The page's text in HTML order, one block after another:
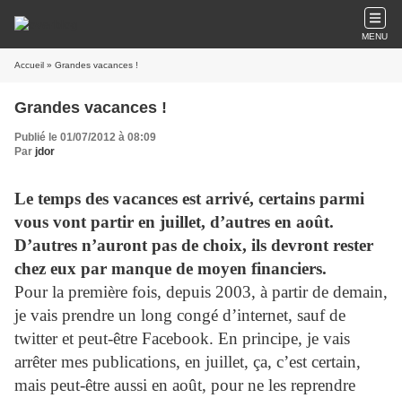
MENU
Accueil » Grandes vacances !
Grandes vacances !
Publié le 01/07/2012 à 08:09
Par jdor
Le temps des vacances est arrivé, certains parmi
vous vont partir en juillet, d’autres en août.
D’autres n’auront pas de choix, ils devront rester
chez eux par manque de moyen financiers.
Pour la première fois, depuis 2003, à partir de demain,
je vais prendre un long congé d’internet, sauf de
twitter et peut-être Facebook. En principe, je vais
arrêter mes publications, en juillet, ça, c’est certain,
mais peut-être aussi en août, pour ne les reprendre